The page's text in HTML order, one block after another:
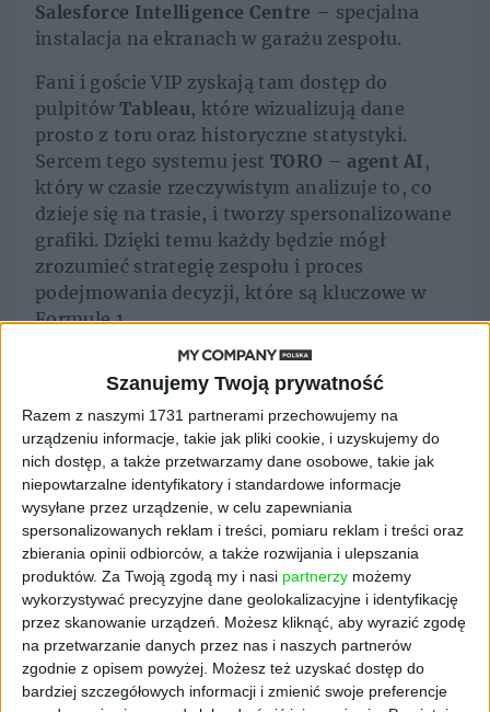
Szanujemy Twoją prywatność
Razem z naszymi 1731 partnerami przechowujemy na
urządzeniu informacje, takie jak pliki cookie, i uzyskujemy do
nich dostęp, a także przetwarzamy dane osobowe, takie jak
niepowtarzalne identyfikatory i standardowe informacje
wysyłane przez urządzenie, w celu zapewniania
spersonalizowanych reklam i treści, pomiaru reklam i treści oraz
zbierania opinii odbiorców, a także rozwijania i ulepszania
produktów. Za Twoją zgodą my i nasi partnerzy możemy
wykorzystywać precyzyjne dane geolokalizacyjne i identyfikację
przez skanowanie urządzeń. Możesz kliknąć, aby wyrazić zgodę
na przetwarzanie danych przez nas i naszych partnerów
zgodnie z opisem powyżej. Możesz też uzyskać dostęp do
bardziej szczegółowych informacji i zmienić swoje preferencje
Salesforce Intelligence Centre – specjalna
instalacja na ekranach w garażu zespołu.
Fani i goście VIP zyskają tam dostęp do
pulpitów Tableau, które wizualizują dane
prosto z toru oraz historyczne statystyki.
Sercem tego systemu jestTORO – agent AI ,
który w czasie rzeczywistym analizuje to, co
dzieje się na trasie, i tworzy spersonalizowane
grafiki. Dzięki temu każdy będzie mógł
zrozumieć strategię zespołu i proces
podejmowania decyzji, które są kluczowe w
Formule 1.
Lepsza łączność dzięki
platformie Slack
Współpraca nie kończy się na torze. Zespół
VCARB zamierza wykorzystaćSlacka
jeszcze lepiej łączyć swoje globalne ekipy i
usprawniać codzienne zadania – od
technicznych operacji podczas wyścigu po
zarządzanie społecznością fanów.
W planach jest także stworzeniededykowanej
grupy dla kibiców na Slacku. Fani mają tam
otrzymywać ekskluzywne treści i wspólnie